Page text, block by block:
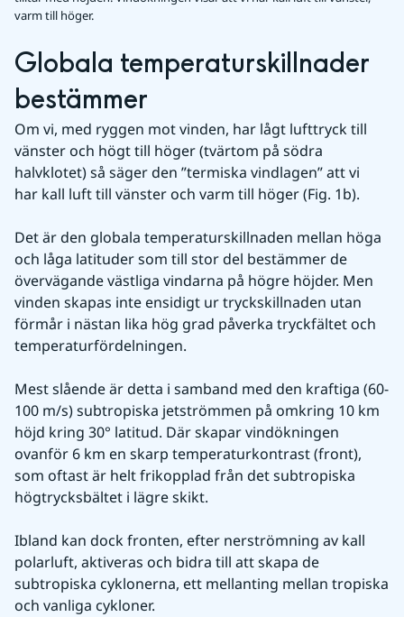
varm till höger.
Globala temperaturskillnader
bestämmer
Om vi, med ryggen mot vinden, har lågt lufttryck till
vänster och högt till höger (tvärtom på södra
halvklotet) så säger den ”termiska vindlagen” att vi
har kall luft till vänster och varm till höger (Fig. 1b).
Det är den globala temperaturskillnaden mellan höga
och låga latituder som till stor del bestämmer de
övervägande västliga vindarna på högre höjder. Men
vinden skapas inte ensidigt ur tryckskillnaden utan
förmår i nästan lika hög grad påverka tryckfältet och
temperaturfördelningen.
Mest slående är detta i samband med den kraftiga (60-
100 m/s) subtropiska jetströmmen på omkring 10 km
höjd kring 30° latitud. Där skapar vindökningen
ovanför 6 km en skarp temperaturkontrast (front),
som oftast är helt frikopplad från det subtropiska
högtrycksbältet i lägre skikt.
Ibland kan dock fronten, efter nerströmning av kall
polarluft, aktiveras och bidra till att skapa de
subtropiska cyklonerna, ett mellanting mellan tropiska
och vanliga cykloner.